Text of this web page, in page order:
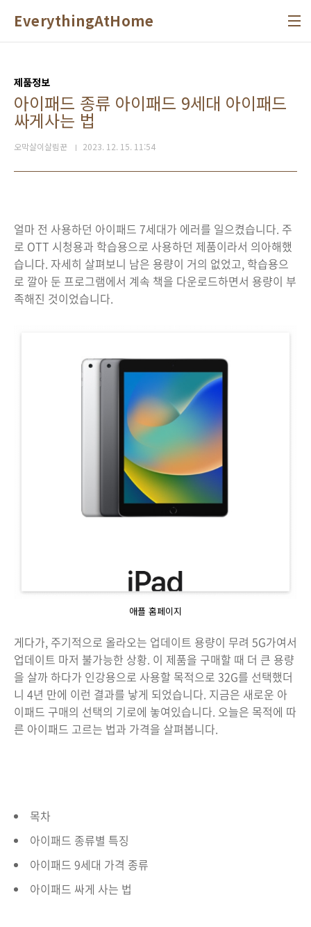
EverythingAtHome
제품정보
아이패드 종류 아이패드 9세대 아이패드
싸게사는 법
오막살이살림꾼 2023. 12. 15. 11:54
얼마 전 사용하던 아이패드 7세대가 에러를 일으켰습니다. 주
로 OTT 시청용과 학습용으로 사용하던 제품이라서 의아해했
습니다. 자세히 살펴보니 남은 용량이 거의 없었고, 학습용으
로 깔아 둔 프로그램에서 계속 책을 다운로드하면서 용량이 부
족해진 것이었습니다.
애플 홈페이지
게다가, 주기적으로 올라오는 업데이트 용량이 무려 5G가여서
업데이트 마저 불가능한 상황. 이 제품을 구매할 때 더 큰 용량
을 살까 하다가 인강용으로 사용할 목적으로 32G를 선택했더
니 4년 만에 이런 결과를 낳게 되었습니다. 지금은 새로운 아
이패드 구매의 선택의 기로에 놓여있습니다. 오늘은 목적에 따
른 아이패드 고르는 법과 가격을 살펴봅니다.
목차
아이패드 종류별 특징
아이패드 9세대 가격 종류
아이패드 싸게 사는 법